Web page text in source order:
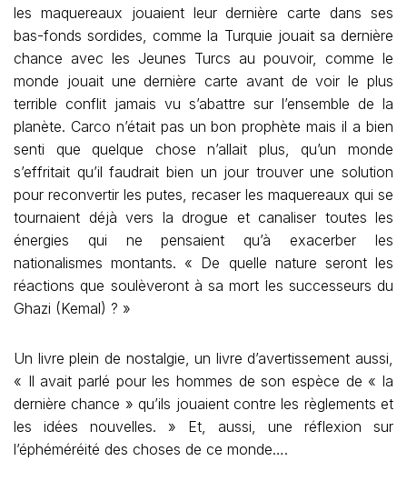
les maquereaux jouaient leur dernière carte dans ses
bas-fonds sordides, comme la Turquie jouait sa dernière
chance avec les Jeunes Turcs au pouvoir, comme le
monde jouait une dernière carte avant de voir le plus
terrible conflit jamais vu s’abattre sur l’ensemble de la
planète. Carco n’était pas un bon prophète mais il a bien
senti que quelque chose n’allait plus, qu’un monde
s’effritait qu’il faudrait bien un jour trouver une solution
pour reconvertir les putes, recaser les maquereaux qui se
tournaient déjà vers la drogue et canaliser toutes les
énergies qui ne pensaient qu’à exacerber les
nationalismes montants. « De quelle nature seront les
réactions que soulèveront à sa mort les successeurs du
Ghazi (Kemal) ? »
Un livre plein de nostalgie, un livre d’avertissement aussi,
« Il avait parlé pour les hommes de son espèce de « la
dernière chance » qu’ils jouaient contre les règlements et
les idées nouvelles. » Et, aussi, une réflexion sur
l’éphéméréité des choses de ce monde….